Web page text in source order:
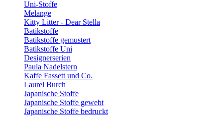
Uni-Stoffe
Melange
Kitty Litter - Dear Stella
Batikstoffe
Batikstoffe gemustert
Batikstoffe Uni
Designerserien
Paula Nadelstern
Kaffe Fassett und Co.
Laurel Burch
Japanische Stoffe
Japanische Stoffe gewebt
Japanische Stoffe bedruckt